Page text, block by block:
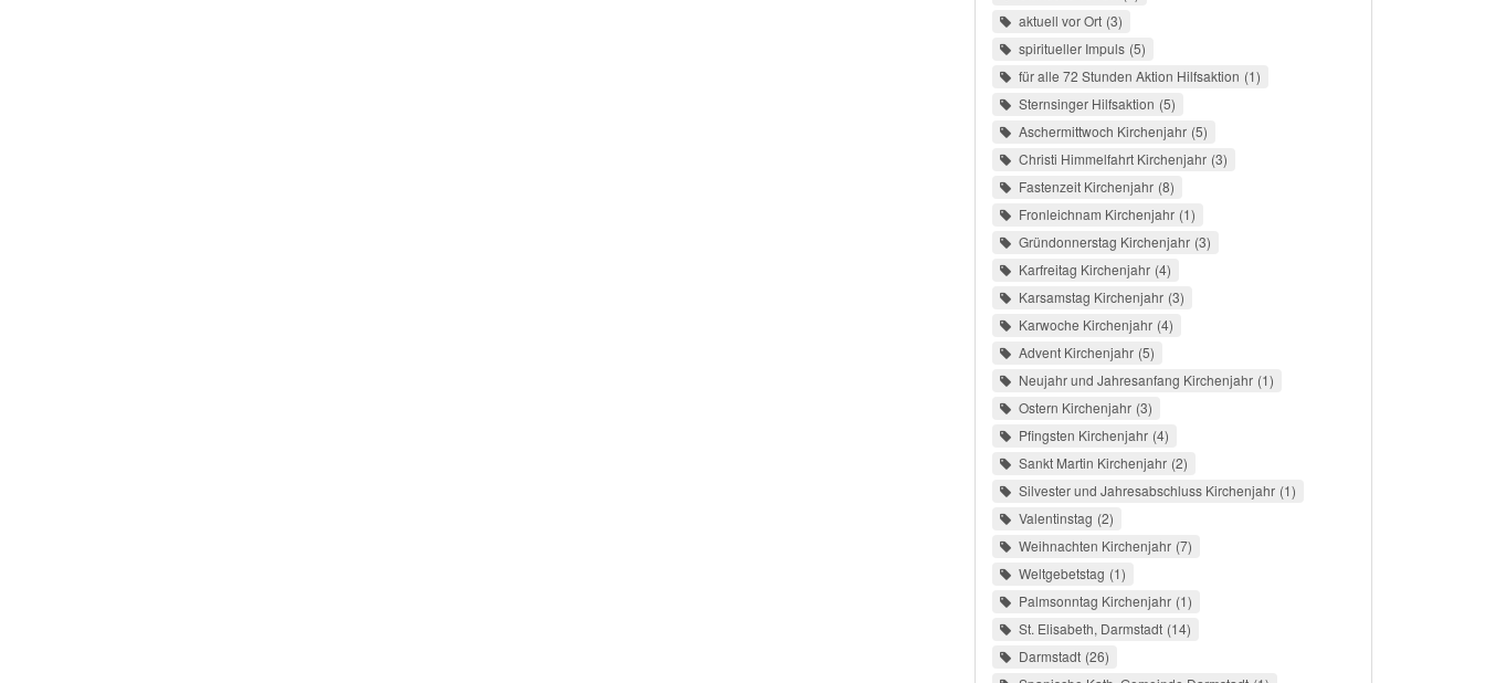
aktuell vor Ort 3
spiritueller Impuls 5
für alle 72 Stunden Aktion Hilfsaktion 1
Sternsinger Hilfsaktion 5
Aschermittwoch Kirchenjahr 5
Christi Himmelfahrt Kirchenjahr 3
Fastenzeit Kirchenjahr 8
Fronleichnam Kirchenjahr 1
Gründonnerstag Kirchenjahr 3
Karfreitag Kirchenjahr 4
Karsamstag Kirchenjahr 3
Karwoche Kirchenjahr 4
Advent Kirchenjahr 5
Neujahr und Jahresanfang Kirchenjahr 1
Ostern Kirchenjahr 3
Pfingsten Kirchenjahr 4
Sankt Martin Kirchenjahr 2
Silvester und Jahresabschluss Kirchenjahr 1
Valentinstag 2
Weihnachten Kirchenjahr 7
Weltgebetstag 1
Palmsonntag Kirchenjahr 1
St. Elisabeth, Darmstadt 14
Darmstadt 26